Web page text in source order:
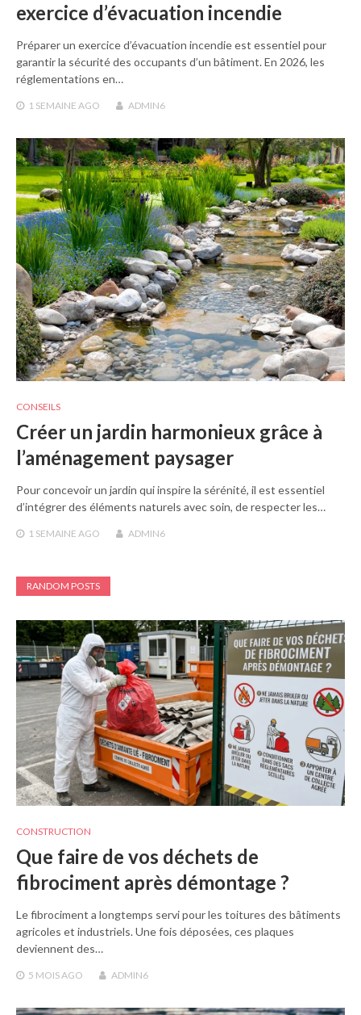
exercice d’évacuation incendie
Préparer un exercice d’évacuation incendie est essentiel pour
garantir la sécurité des occupants d’un bâtiment. En 2026, les
réglementations en…
1 SEMAINE AGO ADMIN6
CONSEILS
Créer un jardin harmonieux grâce à
l’aménagement paysager
Pour concevoir un jardin qui inspire la sérénité, il est essentiel
d’intégrer des éléments naturels avec soin, de respecter les…
1 SEMAINE AGO ADMIN6
RANDOM POSTS
CONSTRUCTION
Que faire de vos déchets de
fibrociment après démontage ?
Le fibrociment a longtemps servi pour les toitures des bâtiments
agricoles et industriels. Une fois déposées, ces plaques
deviennent des…
5 MOIS AGO ADMIN6